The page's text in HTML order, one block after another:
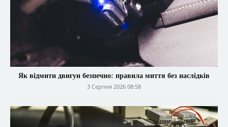
Як відмити двигун безпечно: правила миття без наслідків
3 Серпня 2026 08:58